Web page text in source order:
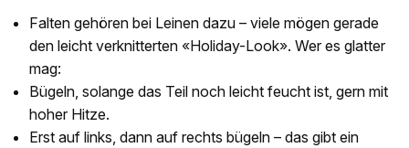
Falten gehören bei Leinen dazu – viele mögen gerade
den leicht verknitterten «Holiday-Look». Wer es glatter
mag:
Bügeln, solange das Teil noch leicht feucht ist, gern mit
hoher Hitze.
Erst auf links, dann auf rechts bügeln – das gibt ein